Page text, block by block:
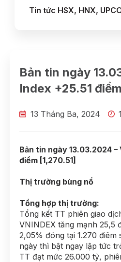
Tin tức HSX, HNX,
Bản tin ngày
Index +25.51
13 Tháng Ba, 2024
Bản tin ngày 13.03.2024 –
điểm [1,270.51]
Thị trường bùng nổ
Tổng hợp thị trường:
Tổng kết TT phiên giao
VNINDEX tăng mạnh 25,5
2,05% đóng tại 1.270 điêm
ngày thì bật ngay lập tức
TT đạt mức 26.000 tỷ,